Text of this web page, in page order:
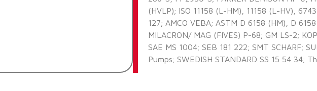
(HVLP); ISO 11158 (L-HM), 11158 (L-HV),
127; AMCO VEBA; ASTM D 6158 (HM), D
MILACRON/ MAG (FIVES) P-68; GM LS-2;
SAE MS 1004; SEB 181 222; SMT SCHARF;
Pumps; SWEDISH STANDARD SS 15 54 34;